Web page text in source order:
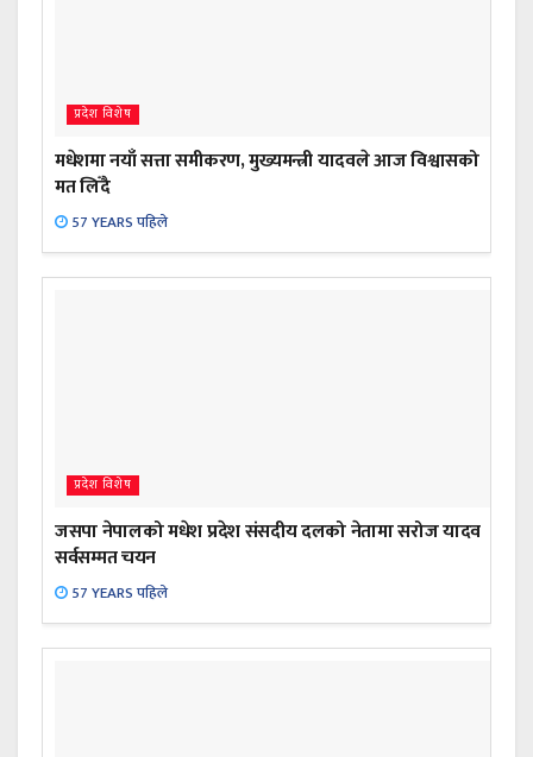
प्रदेश विशेष
मधेशमा नयाँ सत्ता समीकरण, मुख्यमन्त्री यादवले आज विश्वासको
मत लिँदै
57 YEARS पहिले
प्रदेश विशेष
जसपा नेपालको मधेश प्रदेश संसदीय दलको नेतामा सरोज यादव
सर्वसम्मत चयन
57 YEARS पहिले